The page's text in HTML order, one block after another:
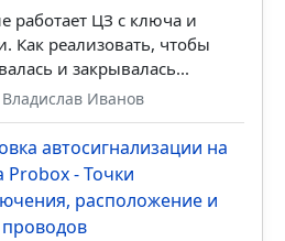
работает ЦЗ с ключа и
Как реализовать, чтобы
и закрывалась...
Иванов
автосигнализации на
Probox - Точки
расположение и
проводов